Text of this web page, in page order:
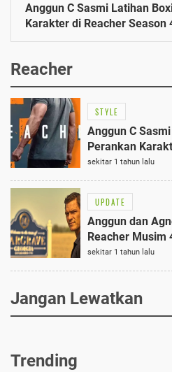
Anggun C Sasmi Latihan
Karakter di Reacher Season
Reacher
STYLE
Anggun C
Perankan
Ini Rahasianya!
sekitar 1 tahun lalu
UPDATE
Anggun dan
Reacher Musim
Prime Video 2026
sekitar 1 tahun lalu
Jangan Lewatkan
Trending